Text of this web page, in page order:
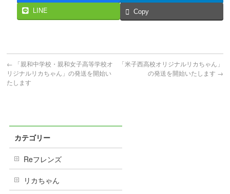
LINE
Copy
← 「親和中学校・親和女子高等学校オ
リジナルリカちゃん」の発送を開始い
たします
「米子西高校オリジナルリカちゃん」
の発送を開始いたします →
カテゴリー
Reフレンズ
リカちゃん